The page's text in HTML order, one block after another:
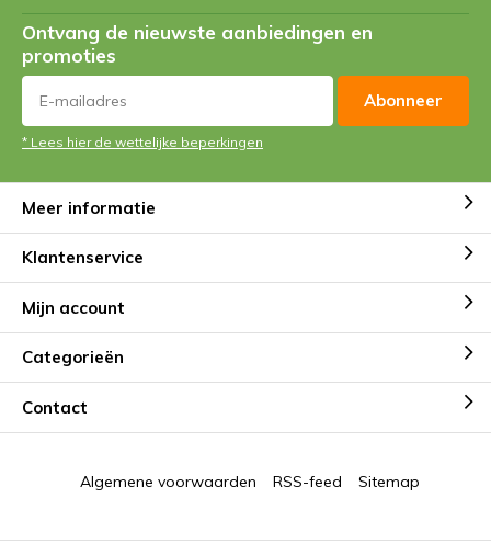
Ontvang de nieuwste aanbiedingen en
promoties
Abonneer
* Lees hier de wettelijke beperkingen
Meer informatie
Klantenservice
Mijn account
Categorieën
Contact
Algemene voorwaarden RSS-feed Sitemap